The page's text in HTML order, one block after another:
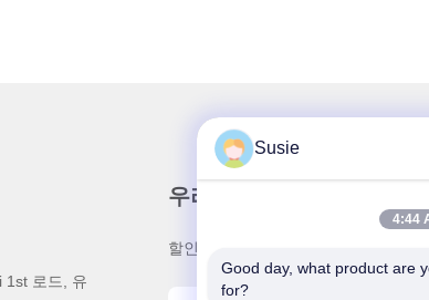
1st 로드, 유
우리 뉴스레터
할인 및 더 많은 정보를 얻기 위해 뉴
Susie
4:44
Good day, what product are
for?